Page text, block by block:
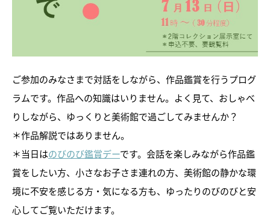
ご参加のみなさまで対話をしながら、作品鑑賞を行うプログ
ラムです。作品への知識はいりません。よく見て、おしゃべ
りしながら、ゆっくりと美術館で過ごしてみませんか？
＊作品解説ではありません。
＊当日はのびのび鑑賞デーです。会話を楽しみながら作品鑑
賞をしたい方、小さなお子さま連れの方、美術館の静かな環
境に不安を感じる方・気になる方も、ゆったりのびのびと安
心してご覧いただけます。
画像利用について
オンラインポリシー
おうちで楽しむ石川県立美術
館
石川県文化財保存修復工房